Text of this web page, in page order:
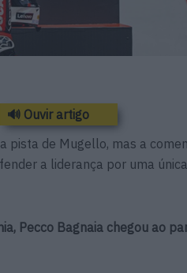
🔊 Ouvir artigo
pista de Mugello, mas a
a liderança por uma
Pecco Bagnaia chegou ao